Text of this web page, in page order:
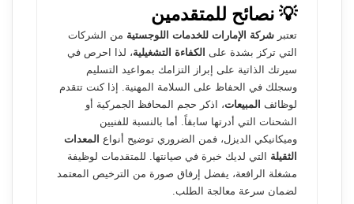
💡 نصائح للمتقدمين
تعتبر شركة الإمارات للخدمات اللوجستية من الشركات
التي تركز بشدة على الكفاءة التشغيلية، لذا احرص في
سيرتك الذاتية على إبراز التزامك بمواعيد التسليم
وسجلك في الحفاظ على السلامة المهنية. إذا كنت تتقدم
لوظائف المبيعات، اذكر حجم المحافظ الجمركية أو
الشحنات التي أدرتها سابقاً. أما بالنسبة للفنيين
وميكانيكي الديزل، فمن الضروري توضيح أنواع المعدات
الثقيلة التي لديك خبرة في صيانتها. للمتقدمات لوظيفة
مشغلة الرافعة، يفضل إرفاق صورة من الترخيص المعتمد
لضمان سرعة معالجة الطلب.